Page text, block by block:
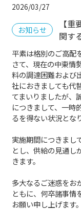
2026/03/27
お知らせ
【
関す
平素は格別のご高配
さて、現在の中東情
料の調達困難および
社におきましても代
てまいりましたが、
につきまして、一時
るを得ない状況とな
実施期間につきまし
とし、供給の見通し
きます。
多大なるご迷惑をお
ともに、何卒諸事情
お願い申し上げます。